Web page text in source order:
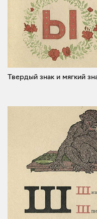
Твердый знак и мягкий